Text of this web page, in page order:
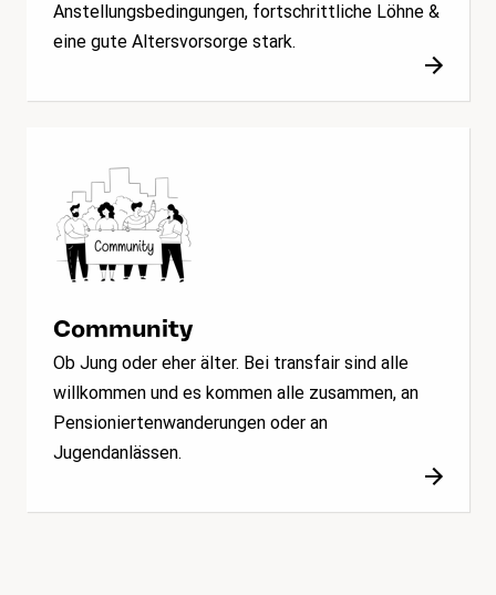
Anstellungsbedingungen, fortschrittliche Löhne &
eine gute Altersvorsorge stark.
Community
Ob Jung oder eher älter. Bei transfair sind alle
willkommen und es kommen alle zusammen, an
Pensioniertenwanderungen oder an
Jugendanlässen.